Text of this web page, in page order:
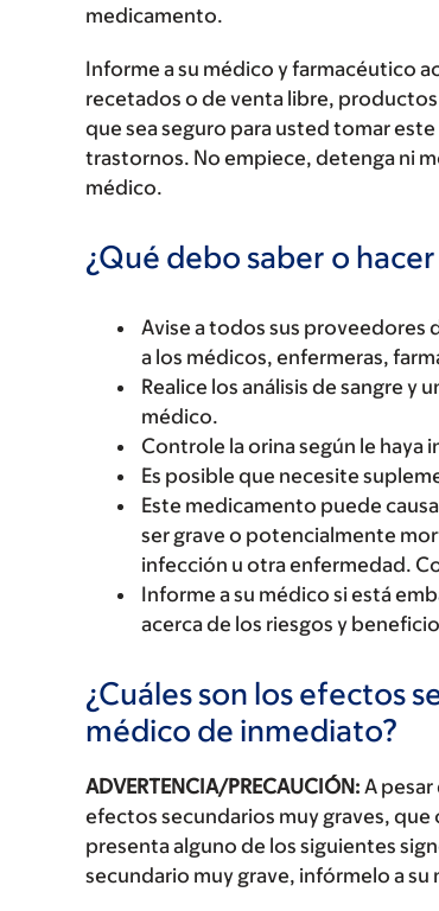
medicamento.
Informe a su médico y farmacéutico
recetados o de venta libre,
que sea seguro para usted tomar
trastornos. No empiece, detenga ni
médico.
¿Qué debo saber o
Avise a todos sus proveedores
a los médicos, enfermeras,
Realice los análisis de sangre y
médico.
Controle la orina según le haya
Es posible que necesite
Este medicamento puede
ser grave o potencialmente
infección u otra enfermedad.
Informe a su médico si está
acerca de los riesgos y
¿Cuáles son los efectos
médico de inmediato?
ADVERTENCIA/PRECAUCIÓN: A
efectos secundarios muy graves,
presenta alguno de los siguientes
secundario muy grave, infórmelo a